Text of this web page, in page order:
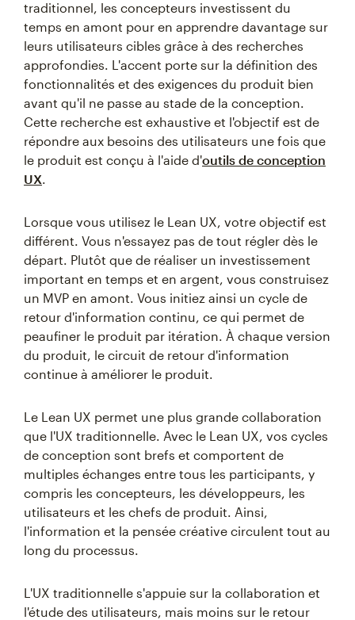
traditionnel, les concepteurs investissent du
temps en amont pour en apprendre davantage sur
leurs utilisateurs cibles grâce à des recherches
approfondies. L'accent porte sur la définition des
fonctionnalités et des exigences du produit bien
avant qu'il ne passe au stade de la conception.
Cette recherche est exhaustive et l'objectif est de
répondre aux besoins des utilisateurs une fois que
le produit est conçu à l'aide d'outils de conception
UX.
Lorsque vous utilisez le Lean UX, votre objectif est
différent. Vous n'essayez pas de tout régler dès le
départ. Plutôt que de réaliser un investissement
important en temps et en argent, vous construisez
un MVP en amont. Vous initiez ainsi un cycle de
retour d'information continu, ce qui permet de
peaufiner le produit par itération. À chaque version
du produit, le circuit de retour d'information
continue à améliorer le produit.
Le Lean UX permet une plus grande collaboration
que l'UX traditionnelle. Avec le Lean UX, vos cycles
de conception sont brefs et comportent de
multiples échanges entre tous les participants, y
compris les concepteurs, les développeurs, les
utilisateurs et les chefs de produit. Ainsi,
l'information et la pensée créative circulent tout au
long du processus.
L'UX traditionnelle s'appuie sur la collaboration et
l'étude des utilisateurs, mais moins sur le retour